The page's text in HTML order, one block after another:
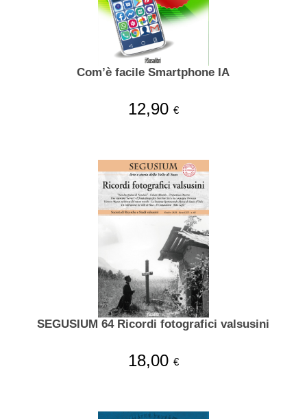
Com’è facile Smartphone IA
12,90 €
SEGUSIUM 64 Ricordi fotografici valsusini
18,00 €